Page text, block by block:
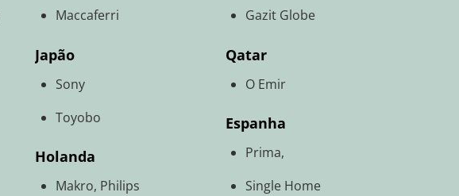
Maccaferri
Japão
Sony
Toyobo
Holanda
Makro, Philips
Gazit Globe
Qatar
O Emir
Espanha
Prima,
Single Home